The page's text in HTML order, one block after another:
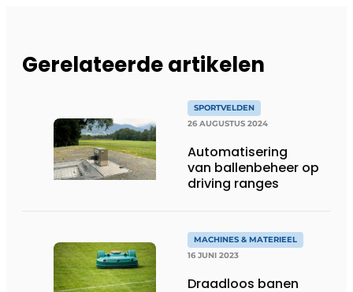
Gerelateerde artikelen
SPORTVELDEN
26 AUGUSTUS 2024
Automatisering
van ballenbeheer op
driving ranges
MACHINES & MATERIEEL
16 JUNI 2023
Draadloos banen